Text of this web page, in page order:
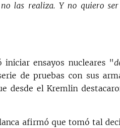
las realiza. Y no quiero
iniciar ensayos nucleares "
de pruebas con sus
desde el Kremlin
afirmó que tomó tal